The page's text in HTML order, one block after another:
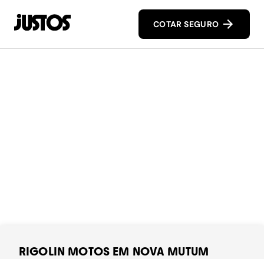
COTAR SEGURO
RIGOLIN MOTOS EM NOVA MUTUM